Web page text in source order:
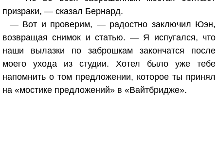
призраки, — сказал Бернард.
— Вот и проверим, — радостно заключил Юэн,
возвращая снимок и статью. — Я испугался, что
наши вылазки по заброшкам закончатся после
моего ухода из студии. Хотел было уже тебе
напомнить о том предложении, которое ты принял
на «мостике предложений» в «Вайтбридже».